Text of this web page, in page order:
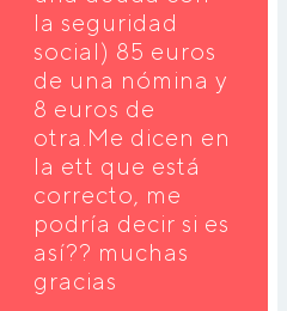
la seguridad
social) 85 euros
de una nómina y
8 euros de
otra.Me dicen en
la ett que está
correcto, me
podría decir si es
así?? muchas
gracias